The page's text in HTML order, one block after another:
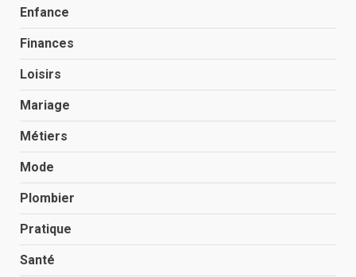
Enfance
Finances
Loisirs
Mariage
Métiers
Mode
Plombier
Pratique
Santé